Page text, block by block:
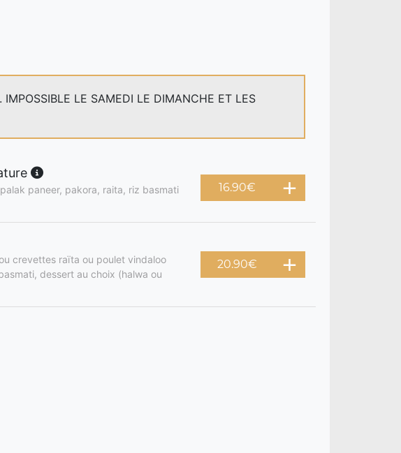
IMPOSSIBLE LE SAMEDI LE DIMANCHE ET LES
paneer, pakora, raita, riz basmati
16.90€
crevettes raïta ou poulet vindaloo
dessert au choix (halwa ou
20.90€